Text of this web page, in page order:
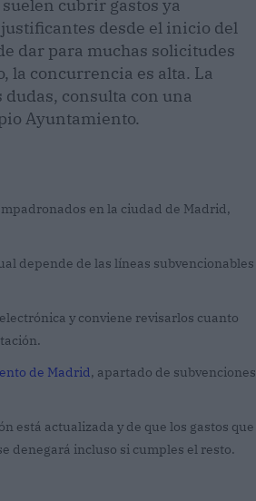
cubrir gastos ya
desde el inicio del
dar para muchas solicitudes
la concurrencia es alta. La
consulta con una
Ayuntamiento.
en la ciudad de Madrid,
depende de las líneas subvencionables
y conviene revisarlos cuanto
de Madrid, apartado de subvenciones
está actualizada y de que los gastos que
denegará incluso si cumples el resto.